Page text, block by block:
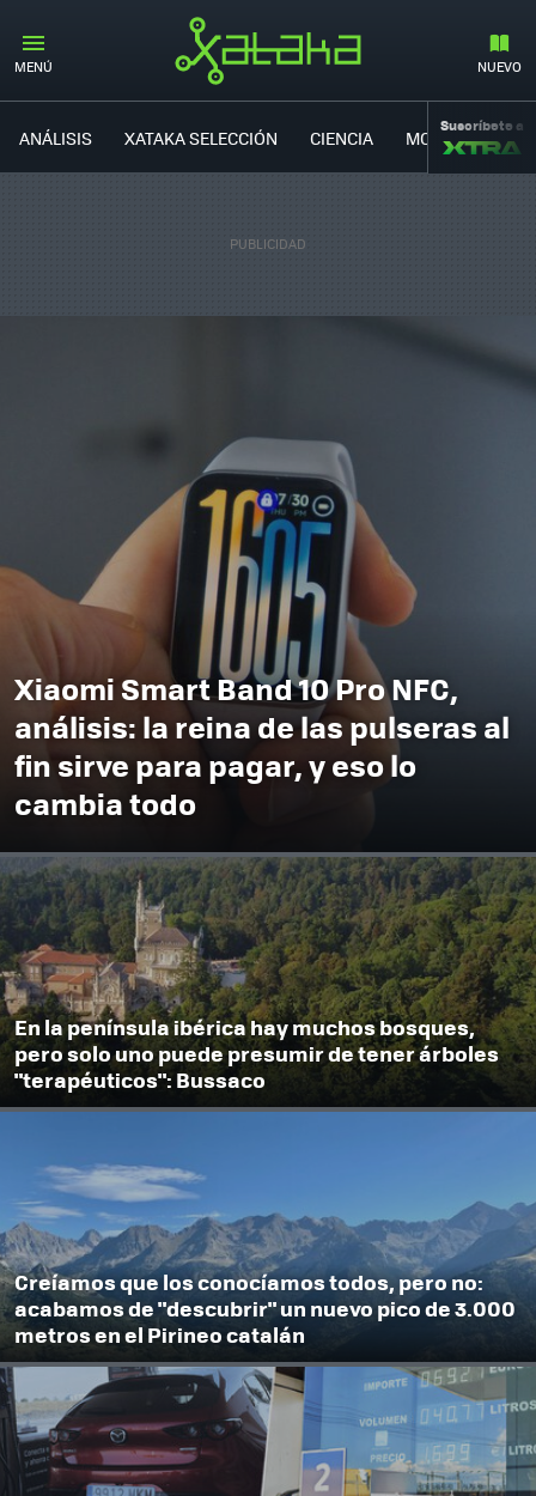
MENÚ NUEVO
ANÁLISIS XATAKA SELECCIÓN CIENCIA MOVILIDAD
Suscríbete a
Xiaomi Smart Band 10 Pro NFC,
análisis: la reina de las pulseras al
fin sirve para pagar, y eso lo
cambia todo
En la península ibérica hay muchos bosques,
pero solo uno puede presumir de tener árboles
"terapéuticos": Bussaco
Creíamos que los conocíamos todos, pero no:
acabamos de "descubrir" un nuevo pico de 3.000
metros en el Pirineo catalán